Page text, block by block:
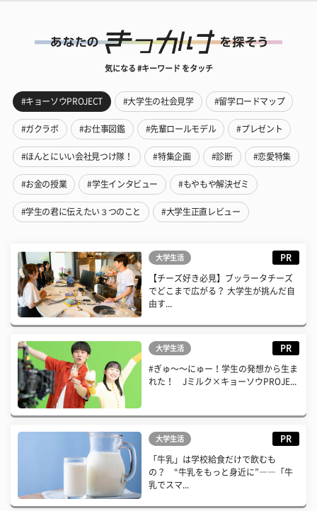
気になる #キーワード をタッチ
#キョーソウPROJECT #大学生の社会見学 #留学ロードマップ
#ガクラボ #お仕事図鑑 #先輩ロールモデル #プレゼント
#ほんとにいい会社見つけ隊！ #特集企画 #診断 #恋愛特集
#お金の授業 #学生インタビュー #もやもや解決ゼミ
#学生の君に伝えたい３つのこと #大学生正直レビュー
大学生活 PR
【チーズ好き必見】ブッラータチーズ
でどこまで広がる？ 大学生が挑んだ自
由す...
大学生活 PR
#ぎゅ〜〜にゅー！学生の発想から生ま
れた！ Jミルク×キョーソウPROJE...
大学生活 PR
「牛乳」は学校給食だけで飲むも
の？ “牛乳をもっと身近に”――「牛
乳でスマ...